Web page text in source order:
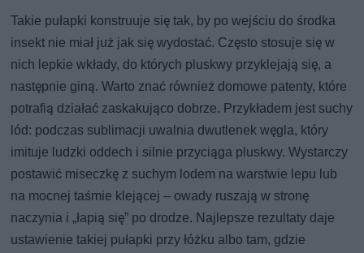
Takie pułapki konstruuje się tak, by po wejściu do środka
insekt nie miał już jak się wydostać. Często stosuje się w
nich lepkie wkłady, do których pluskwy przyklejają się, a
następnie giną. Warto znać również domowe patenty, które
potrafią działać zaskakująco dobrze. Przykładem jest suchy
lód: podczas sublimacji uwalnia dwutlenek węgla, który
imituje ludzki oddech i silnie przyciąga pluskwy. Wystarczy
postawić miseczkę z suchym lodem na warstwie lepu lub
na mocnej taśmie klejącej – owady ruszają w stronę
naczynia i „łapią się” po drodze. Najlepsze rezultaty daje
ustawienie takiej pułapki przy łóżku albo tam, gdzie